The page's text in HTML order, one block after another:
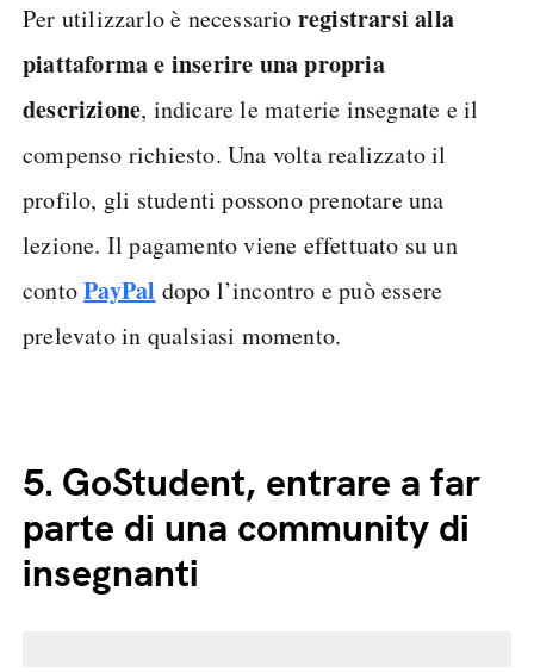
Per utilizzarlo è necessario registrarsi alla
piattaforma e inserire una propria
descrizione, indicare le materie insegnate e il
compenso richiesto. Una volta realizzato il
profilo, gli studenti possono prenotare una
lezione. Il pagamento viene effettuato su un
contoPayPal dopo l’incontro e può essere
prelevato in qualsiasi momento.
5. GoStudent, entrare a far
parte di una community di
insegnanti